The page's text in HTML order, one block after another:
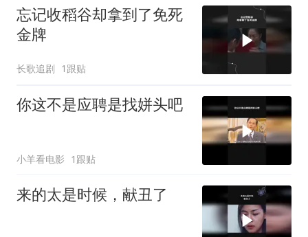
忘记收稻谷却拿到了免死
金牌
长歌追剧 1跟贴
你这不是应聘是找姘头吧
小羊看电影 1跟贴
来的太是时候，献丑了